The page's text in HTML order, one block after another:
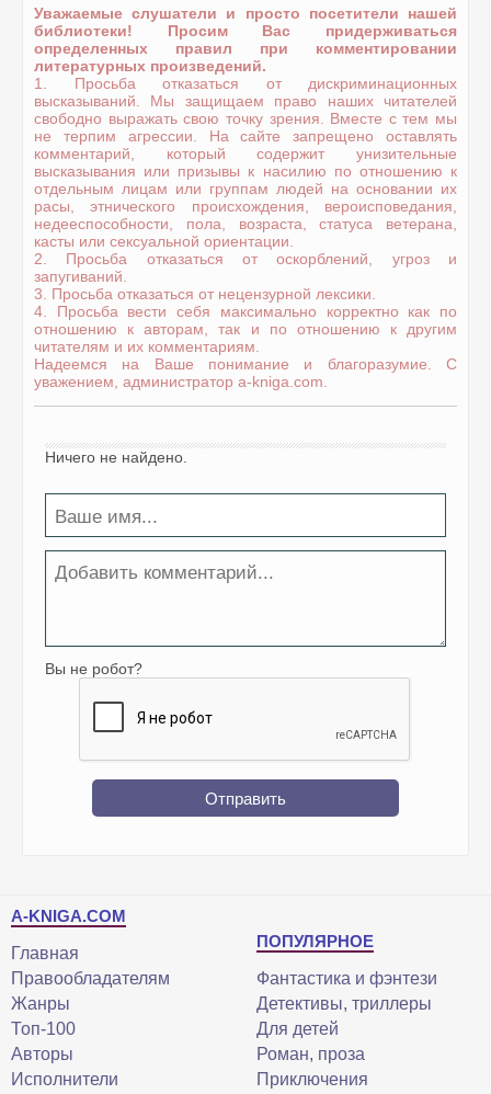
Уважаемые слушатели и просто посетители нашей
библиотеки! Просим Вас придерживаться
определенных правил при комментировании
литературных произведений.
1. Просьба отказаться от дискриминационных
высказываний. Мы защищаем право наших читателей
свободно выражать свою точку зрения. Вместе с тем мы
не терпим агрессии. На сайте запрещено оставлять
комментарий, который содержит унизительные
высказывания или призывы к насилию по отношению к
отдельным лицам или группам людей на основании их
расы, этнического происхождения, вероисповедания,
недееспособности, пола, возраста, статуса ветерана,
касты или сексуальной ориентации.
2. Просьба отказаться от оскорблений, угроз и
запугиваний.
3. Просьба отказаться от нецензурной лексики.
4. Просьба вести себя максимально корректно как по
отношению к авторам, так и по отношению к другим
читателям и их комментариям.
Надеемся на Ваше понимание и благоразумие. С
уважением, администратор a-kniga.com.
Ничего не найдено.
Вы не робот?
Отправить
A-KNIGA.COM
Главная
Правообладателям
Жанры
Топ-100
Авторы
Исполнители
ПОПУЛЯРНОЕ
Фантастика и фэнтези
Детективы, триллеры
Для детей
Роман, проза
Приключения